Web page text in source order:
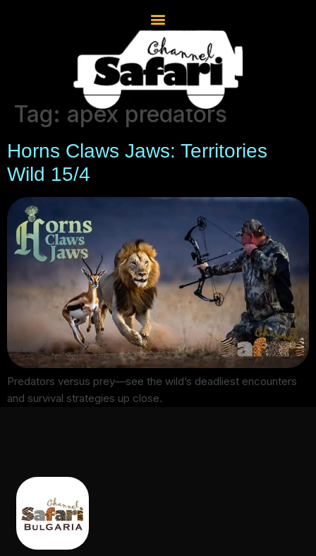
Tag: apex predators
Horns Claws Jaws: Territories
Wild 15/4
Predators versus prey—see the wild’s deadliest encounters
and survival strategies up close.